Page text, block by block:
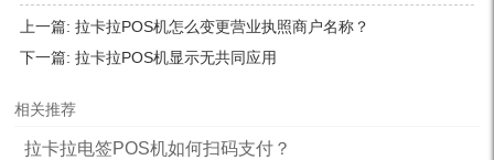
上一篇: 拉卡拉POS机怎么变更营业执照商户名称？
下一篇: 拉卡拉POS机显示无共同应用
相关推荐
拉卡拉电签POS机如何扫码支付？